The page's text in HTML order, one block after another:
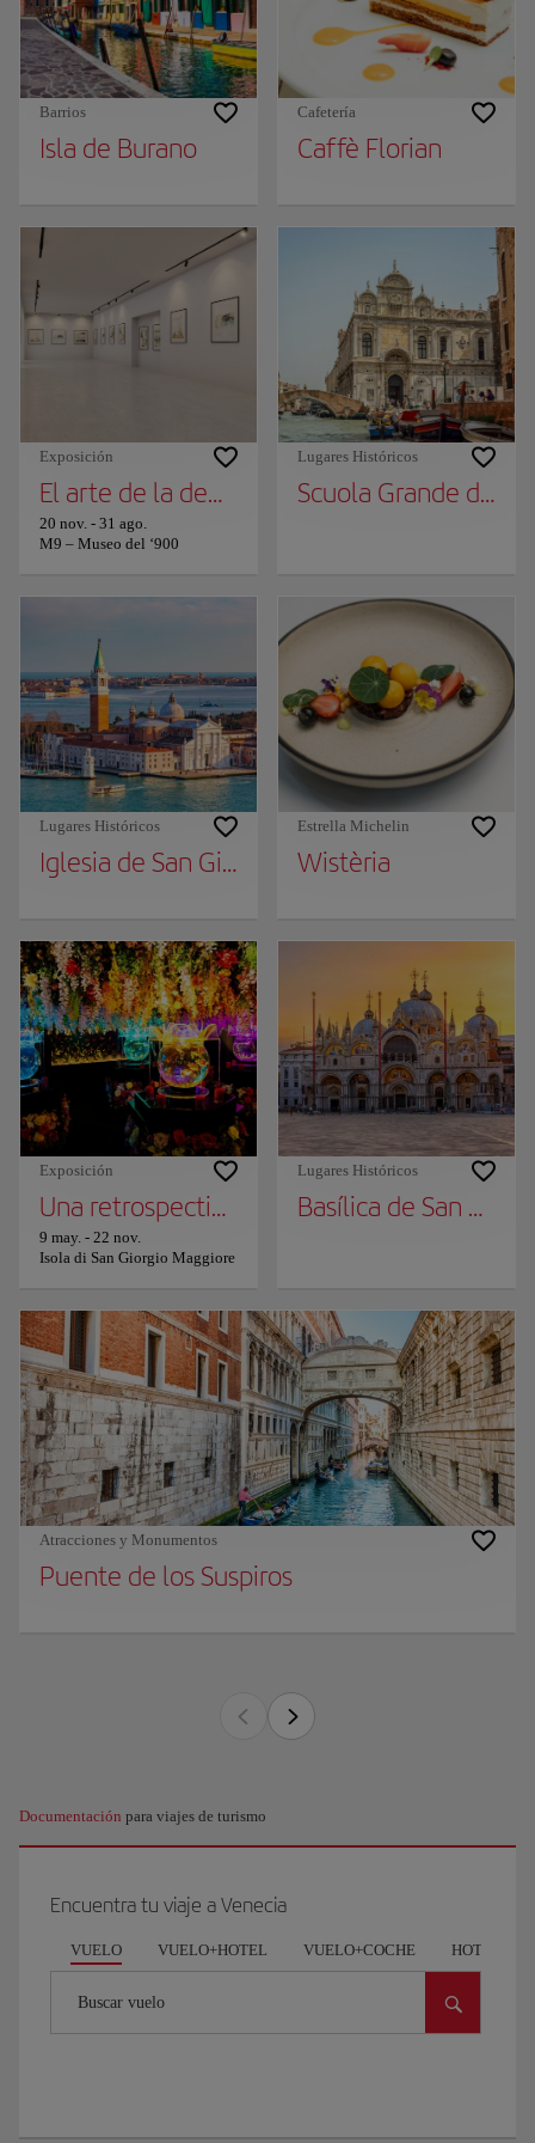
Barrios
Isla de Burano
Cafetería
Caffè Florian
Exposición
El arte de la democracia: M9 dedica una
20 nov. - 31 ago.
M9 – Museo del ‘900
Lugares Históricos
Scuola Grande di
Lugares Históricos
Iglesia de San Giorgio Maggiore
Estrella Michelin
Wistèria
Exposición
Una retrospectiva de Barry X Ball en la
9 may. - 22 nov.
Isola di San Giorgio Maggiore
Lugares Históricos
Basílica de San
Atracciones y Monumentos
Puente de los Suspiros
Documentación para viajes de turismo
Encuentra tu viaje a Venecia
VUELO VUELO+HOTEL VUELO+COCHE HOTEL
Buscar vuelo